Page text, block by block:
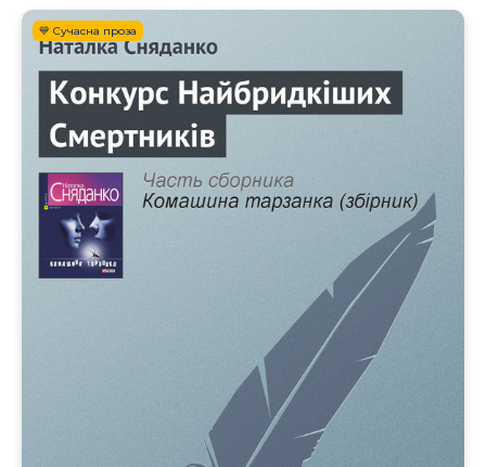
💙 Сучасна проза